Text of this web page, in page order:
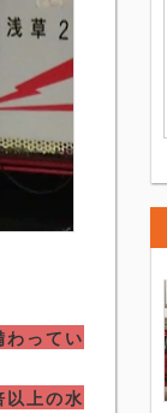
ってい
上の水